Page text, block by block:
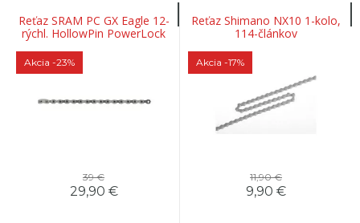
Reťaz SRAM PC GX Eagle 12-
rýchl. HollowPin PowerLock
spojka Flowlink 126 článkov
Akcia -23%
39 €
29,90 €
Reťaz Shimano NX10 1-kolo,
114-článkov
Akcia -17%
11,90 €
9,90 €